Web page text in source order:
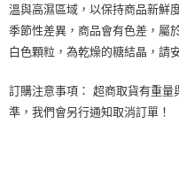
溫與高濕區域，以保持商品新鮮
季節性差異，商品會有色差，屬
白色顆粒，為乾燥的糖結晶，請
訂購注意事項： 超商取貨有重
準，我們會另行通知取消訂單！